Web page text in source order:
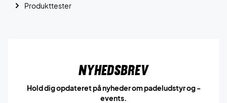
Produkttester
Nyhedsbrev
Hold dig opdateret på nyheder om padeludstyr og -
events.